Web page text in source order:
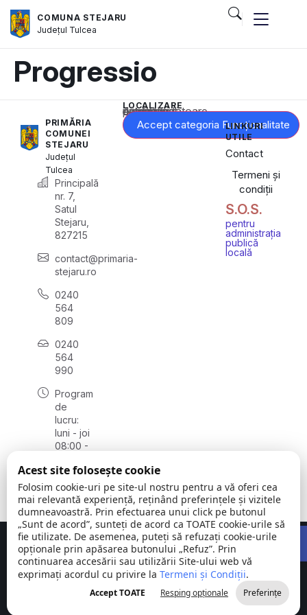
COMUNA STEJARU
Județul Tulcea
Progressio
PRIMĂRIA
COMUNEI
STEJARU
Județul
Tulcea
Principală
nr. 7,
Satul
Stejaru,
827215
contact@primaria-
stejaru.ro
0240
564
809
0240
564
990
Program
de
lucru:
luni - joi
08:00 -
vineri
08:00 -
14:00
LOCALIZARE
Acest conținut este blocat până când acceptați categoria corespunzătoare de cookie-uri.
Accept categoria Funcționalitate
LINKURI
UTILE
Contact
Termeni și
condiții
S.O.S.
pentru
administrația
publică
locală
Comuna
Stejaru |
județul Tulcea
©
2026
Toate
drepturile
rezervate
Concept realizat deBig Media Relații Publice SRL
Acest site folosește cookie
Folosim cookie-uri pe site-ul nostru pentru a vă oferi cea
mai relevantă experiență, reținând preferințele și vizitele
dumneavoastră. Prin efectuarea unui click pe butonul
„Sunt de acord”, sunteți de acord ca TOATE cookie-urile să
fie utilizate. De asemenea, puteți să refuzați cookie-urile
opționale prin apăsarea butonului „Refuz”. Prin
continuarea accesării sau utilizării Site-ului web vă
exprimați acordul cu privire la Termeni și Condiții.
Accept TOATE Resping opționale Preferințe